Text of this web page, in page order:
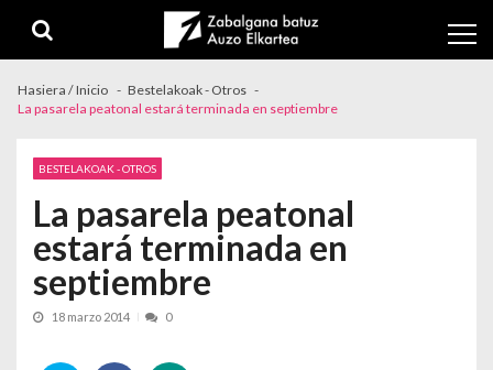
Hasiera / Inicio
Bestelakoak - Otros
La pasarela peatonal estará terminada en septiembre
BESTELAKOAK - OTROS
La pasarela peatonal
estará terminada en
septiembre
18 marzo 2014 0